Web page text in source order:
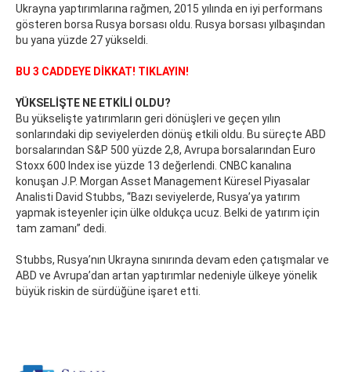
Ukrayna yaptırımlarına rağmen, 2015 yılında en iyi performans
gösteren borsa Rusya borsası oldu. Rusya borsası yılbaşından
bu yana yüzde 27 yükseldi.
BU 3 CADDEYE DİKKAT! TIKLAYIN!
YÜKSELİŞTE NE ETKİLİ OLDU?
Bu yükselişte yatırımların geri dönüşleri ve geçen yılın
sonlarındaki dip seviyelerden dönüş etkili oldu. Bu süreçte ABD
borsalarından S&P 500 yüzde 2,8, Avrupa borsalarından Euro
Stoxx 600 Index ise yüzde 13 değerlendi. CNBC kanalına
konuşan J.P. Morgan Asset Management Küresel Piyasalar
Analisti David Stubbs, “Bazı seviyelerde, Rusya’ya yatırım
yapmak isteyenler için ülke oldukça ucuz. Belki de yatırım için
tam zamanı” dedi.
Stubbs, Rusya’nın Ukrayna sınırında devam eden çatışmalar ve
ABD ve Avrupa’dan artan yaptırımlar nedeniyle ülkeye yönelik
büyük riskin de sürdüğüne işaret etti.